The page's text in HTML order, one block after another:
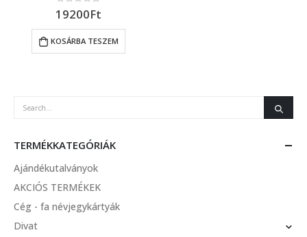
0 out of 5
19200Ft
KOSÁRBA TESZEM
TERMÉKKATEGÓRIÁK
Ajándékutalványok
AKCIÓS TERMÉKEK
Cég - fa névjegykártyák
Divat